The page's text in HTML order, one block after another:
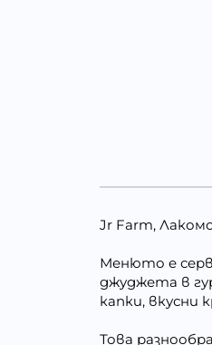
Jr Farm,
Менюто е
джуджета в
капки, вкусни
Това